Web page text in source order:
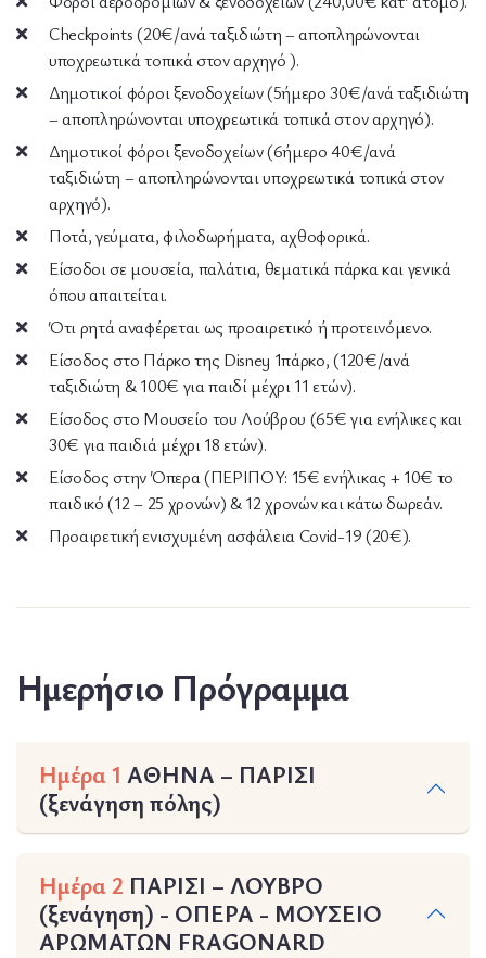
Checkpoints (20€/ανά ταξιδιώτη – αποπληρώνονται
υποχρεωτικά τοπικά στον αρχηγό ).
Δημοτικοί φόροι ξενοδοχείων (5ήμερο 30€/ανά ταξιδιώτη
– αποπληρώνονται υποχρεωτικά τοπικά στον αρχηγό).
Δημοτικοί φόροι ξενοδοχείων (6ήμερο 40€/ανά
ταξιδιώτη – αποπληρώνονται υποχρεωτικά τοπικά στον
αρχηγό).
Ποτά, γεύματα, φιλοδωρήματα, αχθοφορικά.
Είσοδοι σε μουσεία, παλάτια, θεματικά πάρκα και γενικά
όπου απαιτείται.
Ότι ρητά αναφέρεται ως προαιρετικό ή προτεινόμενο.
Είσοδος στο Πάρκο της Disney 1πάρκο, (120€/ανά
ταξιδιώτη & 100€ για παιδί μέχρι 11 ετών).
Είσοδος στο Μουσείο του Λούβρου (65€ για ενήλικες και
30€ για παιδιά μέχρι 18 ετών).
Είσοδος στην Όπερα (ΠΕΡΙΠΟΥ: 15€ ενήλικας + 10€ το
παιδικό (12 – 25 χρονών) & 12 χρονών και κάτω δωρεάν.
Προαιρετική ενισχυμένη ασφάλεια Covid-19 (20€).
Ημερήσιο Πρόγραμμα
Ημέρα 1 ΑΘΗΝΑ – ΠΑΡΙΣΙ
(ξενάγηση πόλης)
Ημέρα 2 ΠΑΡΙΣΙ – ΛΟΥΒΡΟ
(ξενάγηση) - ΟΠΕΡΑ - ΜΟΥΣΕΙΟ
ΑΡΩΜΑΤΩΝ FRAGONARD